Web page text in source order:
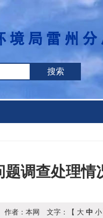
搜索
调查处理情
作者： 本网 文字：【 大 中 小